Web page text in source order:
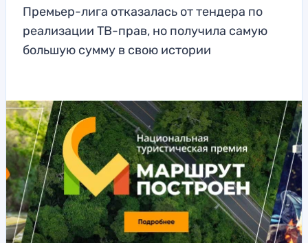
Премьер-лига отказалась от тендера по
реализации ТВ-прав, но получила самую
большую сумму в свою истории